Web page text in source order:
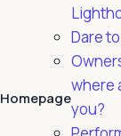
Homepage
Dare
where
you?